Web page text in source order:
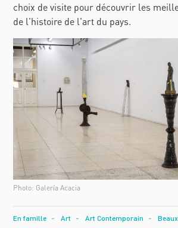
choix de visite pour découvrir les
de l'histoire de l'art du pays.
Photo: Galería Acacia
En famille Art Art Contemporain